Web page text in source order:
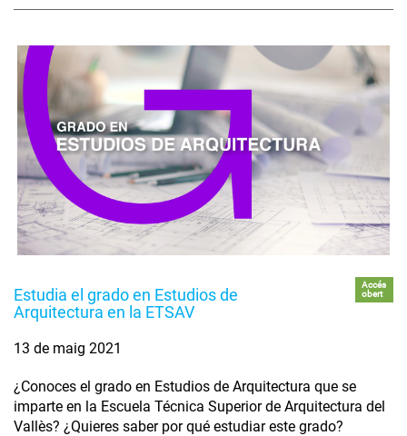
Estudia el grado en Estudios de
Arquitectura en la ETSAV
Accés
obert
13 de maig 2021
¿Conoces el grado en Estudios de Arquitectura que se
imparte en la Escuela Técnica Superior de Arquitectura del
Vallès? ¿Quieres saber por qué estudiar este grado?